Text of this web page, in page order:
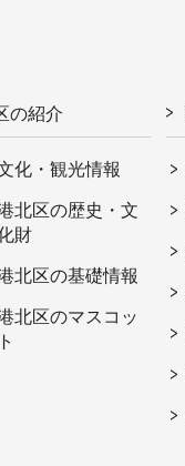
の紹介
化・観光情報
北区の歴史・文
財
北区の基礎情報
北区のマスコッ
ト